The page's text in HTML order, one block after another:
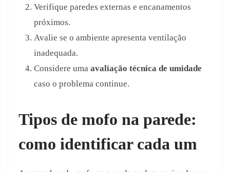
Verifique paredes externas e encanamentos
próximos.
Avalie se o ambiente apresenta ventilação
inadequada.
Considere uma avaliação técnica de umidade
caso o problema continue.
Tipos de mofo na parede:
como identificar cada um